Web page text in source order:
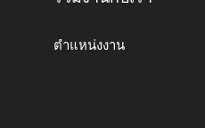
ตำแหน่งงาน